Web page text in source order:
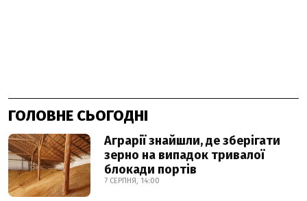
ГОЛОВНЕ СЬОГОДНІ
Аграрії знайшли, де зберігати
зерно на випадок тривалої
блокади портів
7 СЕРПНЯ, 14:00